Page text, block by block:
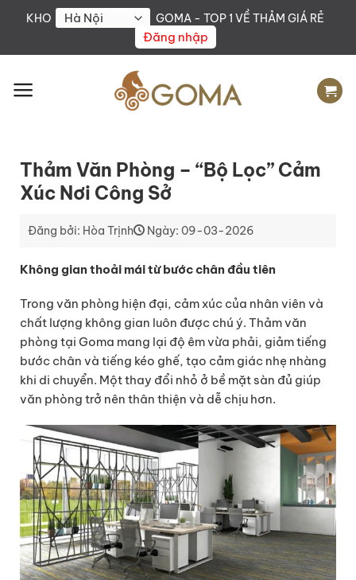
KHO GOMA - TOP 1 VỀ THẢM GIÁ RẺ
Đăng nhập
Thảm Văn Phòng – “Bộ Lọc” Cảm
Xúc Nơi Công Sở
Đăng bởi: Hòa Trịnh Ngày: 09-03-2026
Không gian thoải mái từ bước chân đầu tiên
Trong văn phòng hiện đại, cảm xúc của nhân viên và
chất lượng không gian luôn được chú ý. Thảm văn
phòng tại Goma mang lại độ êm vừa phải, giảm tiếng
bước chân và tiếng kéo ghế, tạo cảm giác nhẹ nhàng
khi di chuyển. Một thay đổi nhỏ ở bề mặt sàn đủ giúp
văn phòng trở nên thân thiện và dễ chịu hơn.